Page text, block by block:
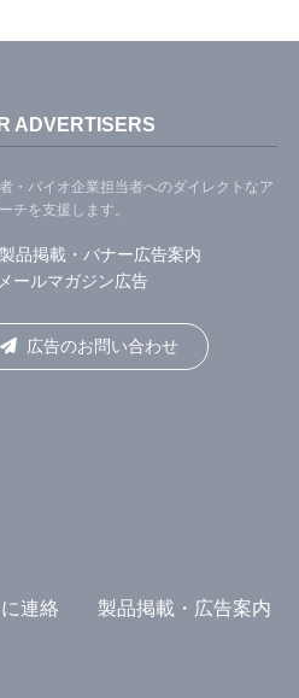
ADVERTISERS
・バイオ企業担当者へのダイレクトなア
チを支援します。
製品掲載・バナー広告案内
メールマガジン広告
広告のお問い合わせ
連絡 製品掲載・広告案内